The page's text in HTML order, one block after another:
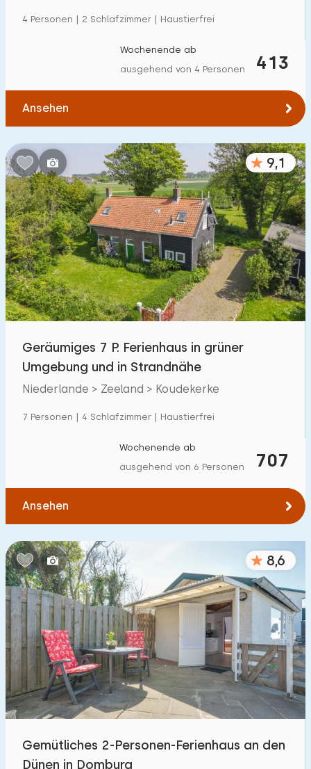
4 Personen | 2 Schlafzimmer | Haustierfrei
413
Wochenende ab
ausgehend von 4 Personen
Ansehen
9,1
Geräumiges 7 P. Ferienhaus in grüner
Umgebung und in Strandnähe
Niederlande > Zeeland > Koudekerke
7 Personen | 4 Schlafzimmer | Haustierfrei
707
Wochenende ab
ausgehend von 6 Personen
Ansehen
8,6
Gemütliches 2-Personen-Ferienhaus an den
Dünen in Domburg